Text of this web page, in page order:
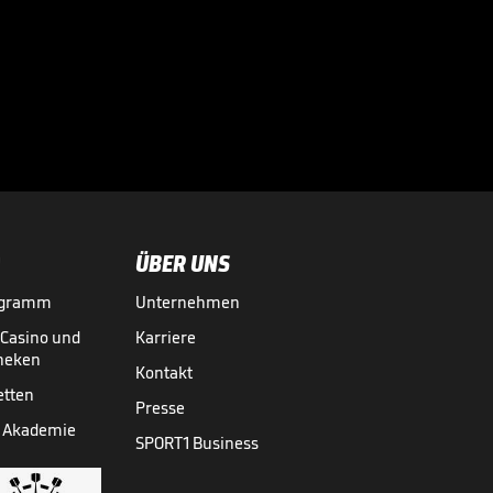
und
Akademie
ÜBER UNS
Unternehmen
Karriere
Kontakt
Presse
SPORT1 Business